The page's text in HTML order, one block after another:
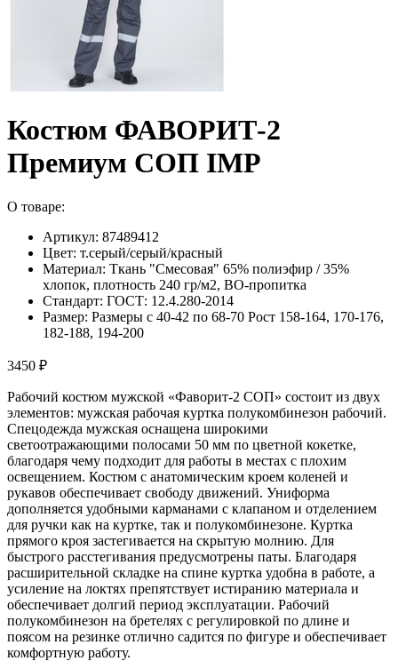
Костюм ФАВОРИТ-2
Премиум СОП IMP
О товаре:
Артикул: 87489412
Цвет: т.серый/серый/красный
Материал: Ткань "Смесовая" 65% полиэфир / 35%
хлопок, плотность 240 гр/м2, ВО-пропитка
Стандарт: ГОСТ: 12.4.280-2014
Размер: Размеры с 40-42 по 68-70 Рост 158-164, 170-176,
182-188, 194-200
3450 ₽
Рабочий костюм мужской «Фаворит-2 СОП» состоит из двух
элементов: мужская рабочая куртка полукомбинезон рабочий.
Спецодежда мужская оснащена широкими
светоотражающими полосами 50 мм по цветной кокетке,
благодаря чему подходит для работы в местах с плохим
освещением. Костюм с анатомическим кроем коленей и
рукавов обеспечивает свободу движений. Униформа
дополняется удобными карманами с клапаном и отделением
для ручки как на куртке, так и полукомбинезоне. Куртка
прямого кроя застегивается на скрытую молнию. Для
быстрого расстегивания предусмотрены паты. Благодаря
расширительной складке на спине куртка удобна в работе, а
усиление на локтях препятствует истиранию материала и
обеспечивает долгий период эксплуатации. Рабочий
полукомбинезон на бретелях с регулировкой по длине и
поясом на резинке отлично садится по фигуре и обеспечивает
комфортную работу.